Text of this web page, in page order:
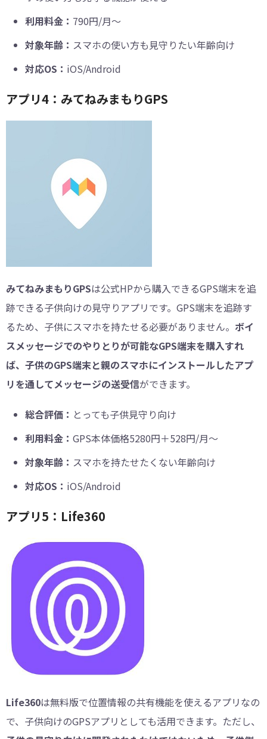
利用料金： 790円/月～
対象年齢： スマホの使い方も見守りたい年齢向け
対応OS： iOS/Android
アプリ4：みてねみまもりGPS
みてねみまもりGPSは公式HPから購入できるGPS端末を追
跡できる子供向けの見守りアプリです。GPS端末を追跡す
るため、子供にスマホを持たせる必要がありません。 ボイ
スメッセージでのやりとりが可能なGPS端末を購入すれ
ば、子供のGPS端末と親のスマホにインストールしたアプ
リを通してメッセージの送受信ができます。
総合評価： とっても子供見守り向け
利用料金： GPS本体価格5280円＋528円/月～
対象年齢： スマホを持たせたくない年齢向け
対応OS： iOS/Android
アプリ5：Life360
Life360は無料版で位置情報の共有機能を使えるアプリなの
で、子供向けのGPSアプリとしても活用できます。ただし、